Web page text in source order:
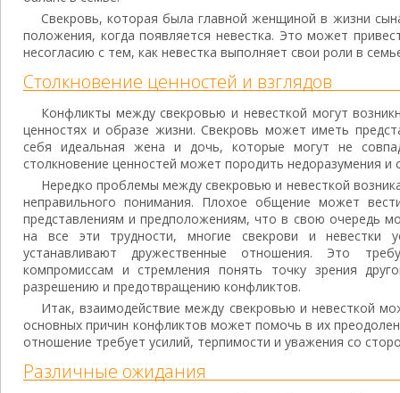
Свекровь, которая была главной женщиной в жизни
положения, когда появляется невестка. Это может
несогласию с тем, как невестка выполняет свои роли в
Столкновение ценностей и взглядов
Конфликты между свекровью и невесткой могут
ценностях и образе жизни. Свекровь может иметь
себя идеальная жена и дочь, которые могут не
столкновение ценностей может породить недоразумения и
Нередко проблемы между свекровью и невесткой
неправильного понимания. Плохое общение может
представлениям и предположениям, что в свою очередь
на все эти трудности, многие свекрови и невестки
устанавливают дружественные отношения. Это
компромиссам и стремления понять точку зрения
разрешению и предотвращению конфликтов.
Итак, взаимодействие между свекровью и невесткой
основных причин конфликтов может помочь в их
отношение требует усилий, терпимости и уважения со
Различные ожидания